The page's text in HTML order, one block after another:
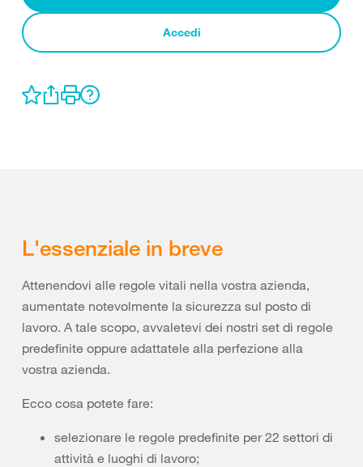
Accedi
L'essenziale in breve
Attenendovi alle regole vitali nella vostra azienda,
aumentate notevolmente la sicurezza sul posto di
lavoro. A tale scopo, avvaletevi dei nostri set di regole
predefinite oppure adattatele alla perfezione alla
vostra azienda.
Ecco cosa potete fare:
selezionare le regole predefinite per 22 settori di
attività e luoghi di lavoro;